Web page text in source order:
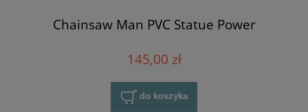
Chainsaw Man PVC Statue Power
145,00 zł
do koszyka